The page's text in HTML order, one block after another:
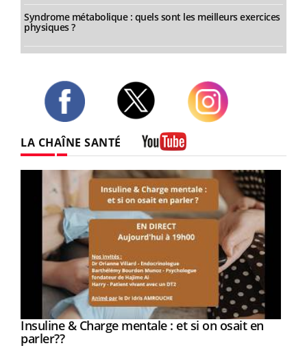
Syndrome métabolique : quels sont les meilleurs exercices
physiques ?
LA CHAÎNE SANTÉ
Youtube
Insuline & Charge mentale : et si on osait en
parler??Youtube